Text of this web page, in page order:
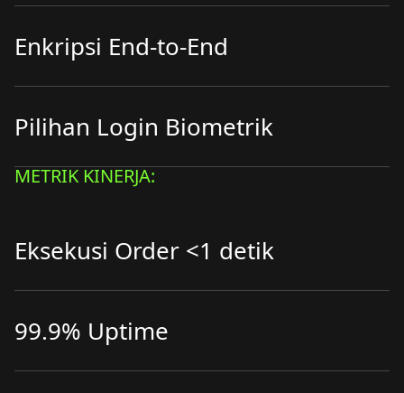
Enkripsi End-to-End
Pilihan Login Biometrik
METRIK KINERJA:
Eksekusi Order <1 detik
99.9% Uptime